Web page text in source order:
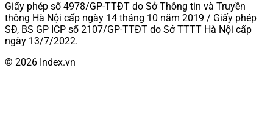
Giấy phép số 4978/GP-TTĐT do Sở Thông tin và Truyền
thông Hà Nội cấp ngày 14 tháng 10 năm 2019 / Giấy phép
SĐ, BS GP ICP số 2107/GP-TTĐT do Sở TTTT Hà Nội cấp
ngày 13/7/2022.
© 2026 Index.vn